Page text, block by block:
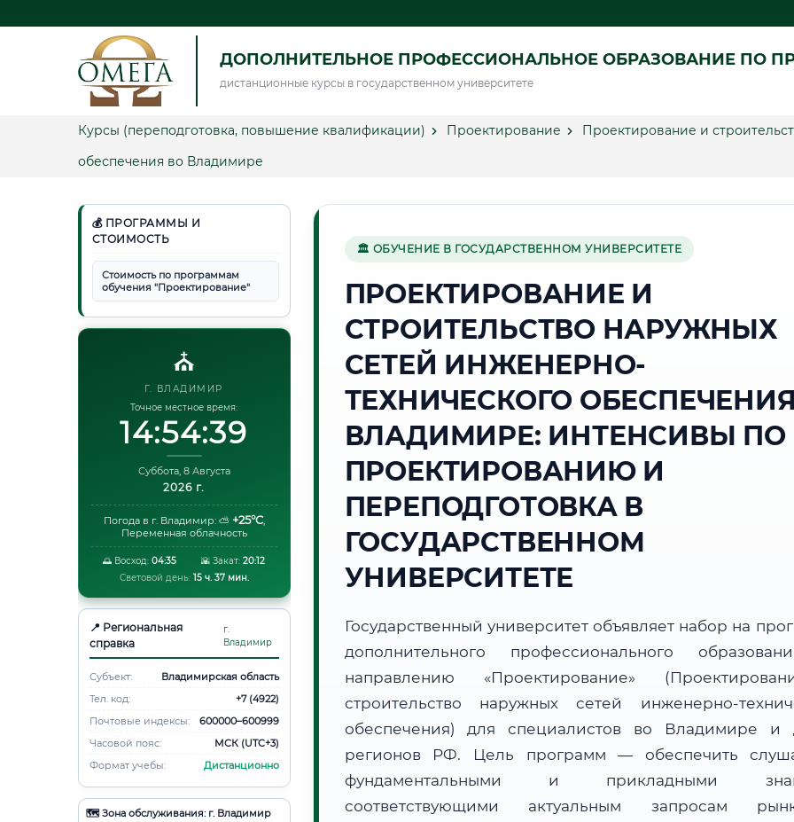
ДОПОЛНИТЕЛЬНОЕ ПРОФЕССИОНАЛЬНОЕ ОБРАЗОВАНИЕ ПО
дистанционные курсы в государственном университете
Курсы (переподготовка, повышение квалификации) Проектирование
Проектирование и
обеспечения во Владимире
💰 ПРОГРАММЫ И
СТОИМОСТЬ
Стоимость по программам
обучения "Проектирование"
⛪
Г. ВЛАДИМИР
Точное местное время:
14:54:40
Суббота, 8 Августа
2026 г.
Погода в г. Владимир: ⛅ +25°C,
Переменная облачность
🌅 Восход:04:35 🌇 Закат: 20:12
Световой день: 15 ч. 37 мин.
📍 Региональная
справка
г.
Владимир
Субъект:
Владимирская область
Тел. код:
+7 (4922)
Почтовые индексы:
600000–600999
Часовой пояс:
МСК (UTC+3)
Формат учебы:
Дистанционно
🗺️ Зона обслуживания: г. Владимир
🏛 ОБУЧЕНИЕ В ГОСУДАРСТВЕННОМ УНИВЕРСИТЕТЕ
ПРОЕКТИРОВАНИЕ И
СТРОИТЕЛЬСТВО НАРУЖНЫХ
СЕТЕЙ ИНЖЕНЕРНО-
ТЕХНИЧЕСКОГО
ВЛАДИМИРЕ: ИНТЕНСИВЫ ПО
ПРОЕКТИРОВАНИЮ И
ПЕРЕПОДГОТОВКА В
ГОСУДАРСТВЕННОМ
УНИВЕРСИТЕТЕ
Государственный университет объявляет набор на
дополнительного профессионального
направлению «Проектирование»
строительство наружных сетей инженерно-
обеспечения) для специалистов во Владимире и
регионов РФ. Цель программ — обеспечить
фундаментальными и прикладными
соответствующими актуальным запросам